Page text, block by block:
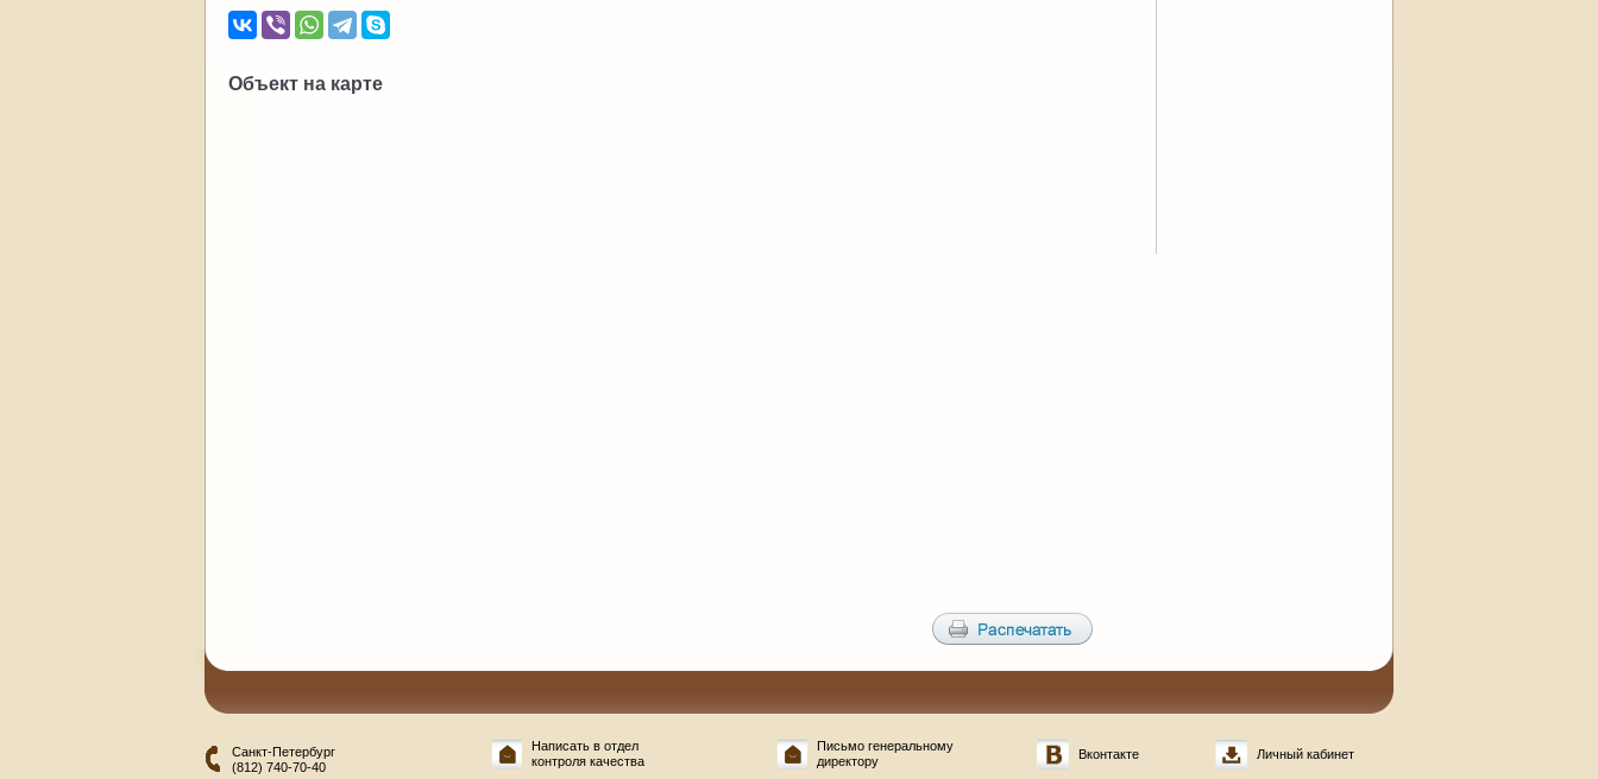
Объект на карте
Санкт-Петербург
(812) 740-70-40
Написать в отдел
контроля качества
Письмо генеральному
директору
Вконтакте Личный кабинет